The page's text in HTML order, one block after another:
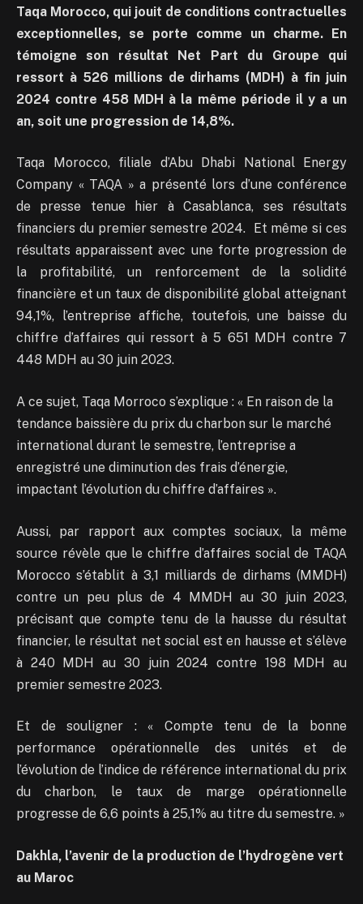
Taqa Morocco, qui jouit de conditions contractuelles
exceptionnelles, se porte comme un charme. En
témoigne son résultat Net Part du Groupe qui
ressort à 526 millions de dirhams (MDH) à fin juin
2024 contre 458 MDH à la même période il y a un
an, soit une progression de 14,8%.
Taqa Morocco, filiale d’Abu Dhabi National Energy
Company « TAQA » a présenté lors d’une conférence
de presse tenue hier à Casablanca, ses résultats
financiers du premier semestre 2024. Et même si ces
résultats apparaissent avec une forte progression de
la profitabilité, un renforcement de la solidité
financière et un taux de disponibilité global atteignant
94,1%, l’entreprise affiche, toutefois, une baisse du
chiffre d’affaires qui ressort à 5 651 MDH contre 7
448 MDH au 30 juin 2023.
A ce sujet, Taqa Morroco s’explique : « En raison de la
tendance baissière du prix du charbon sur le marché
international durant le semestre, l’entreprise a
enregistré une diminution des frais d’énergie,
impactant l’évolution du chiffre d’affaires ».
Aussi, par rapport aux comptes sociaux, la même
source révèle que le chiffre d’affaires social de TAQA
Morocco s’établit à 3,1 milliards de dirhams (MMDH)
contre un peu plus de 4 MMDH au 30 juin 2023,
précisant que compte tenu de la hausse du résultat
financier, le résultat net social est en hausse et s’élève
à 240 MDH au 30 juin 2024 contre 198 MDH au
premier semestre 2023.
Et de souligner : « Compte tenu de la bonne
performance opérationnelle des unités et de
l’évolution de l’indice de référence international du prix
du charbon, le taux de marge opérationnelle
progresse de 6,6 points à 25,1% au titre du semestre. »
Dakhla, l’avenir de la production de l’hydrogène vert
au Maroc